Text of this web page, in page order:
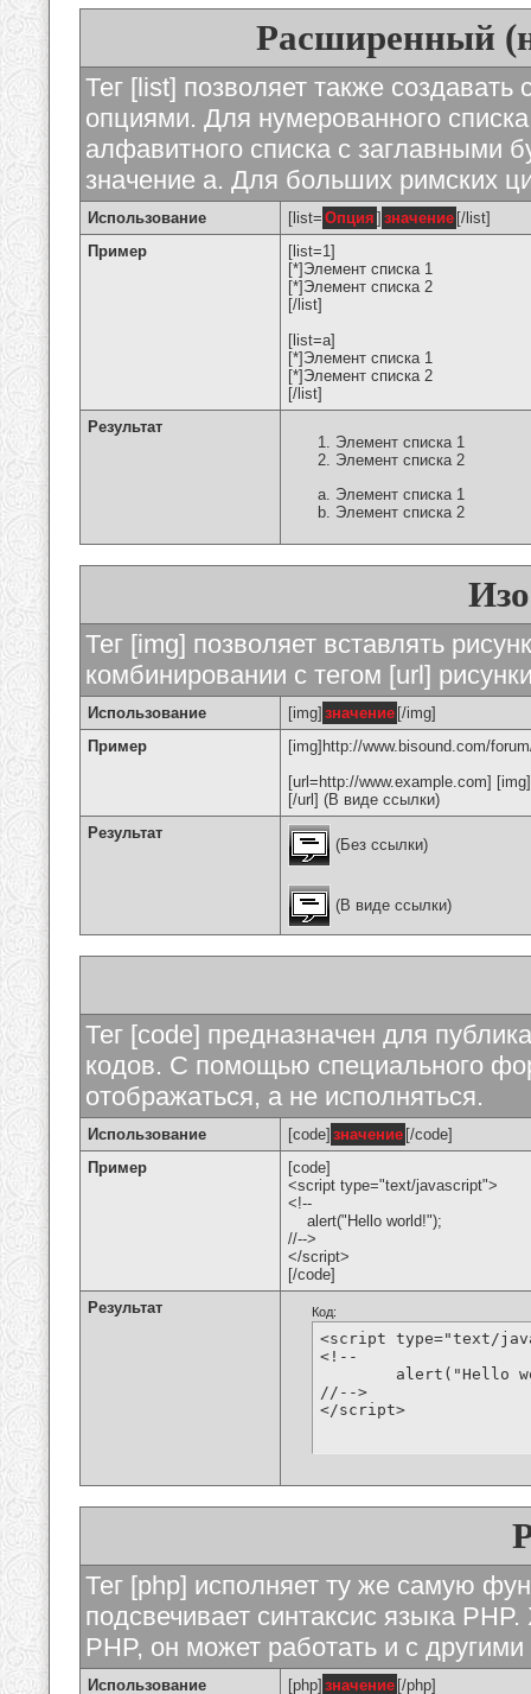
Расширенный
Тег [list] позволяет также
опциями. Для нумерованного
алфавитного списка с заглавными
значение а. Для больших римских
Использование [list= Опция ] значение [/list]
Пример
[list=1]
[*]Элемент списка 1
[*]Элемент списка 2
[/list]
[list=a]
[*]Элемент списка 1
[*]Элемент списка 2
[/list]
Результат
Элемент списка 1
Элемент списка 2
Элемент списка 1
Элемент списка 2
Тег [img] позволяет вставлять
комбинировании с тегом [url]
Использование [img] значение [/img]
Пример
[img]http://www.bisound.com/
[url=http://www.example.com]
[/url] (В виде ссылки)
Результат
(Без ссылки)
(В виде ссылки)
Тег [code] предназначен для
кодов. С помощью специального
отображаться, а не исполняться.
Использование [code] значение [/code]
Пример
[code]
<script type="text/javascript">
<!--
alert("Hello world!");
//-->
</script>
[/code]
Результат
Код:
<script type="text/
<!--
//-->
</script>
Тег [php] исполняет ту же самую
подсвечивает синтаксис языка
PHP, он может работать и с
Использование [php] значение [/php]